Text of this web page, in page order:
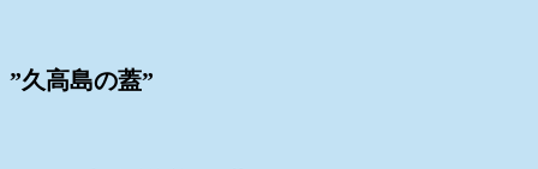
”久高島の蓋”